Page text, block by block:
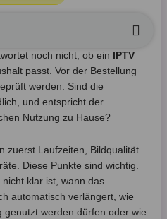
noch nicht, ob ein
IPTV
passt. Vor der Bestellung
werden: Sind die
und entspricht der
Nutzung zu Hause?
zuerst Laufzeiten, Bildqualität
Diese Punkte sind wichtig.
klar ist, wann das
automatisch verlängert, wie
genutzt werden dürfen oder wie